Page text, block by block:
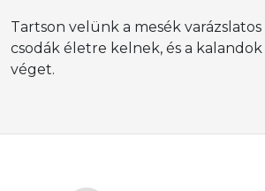
Tartson velünk a mesék varázslatos
csodák életre kelnek, és a
véget.